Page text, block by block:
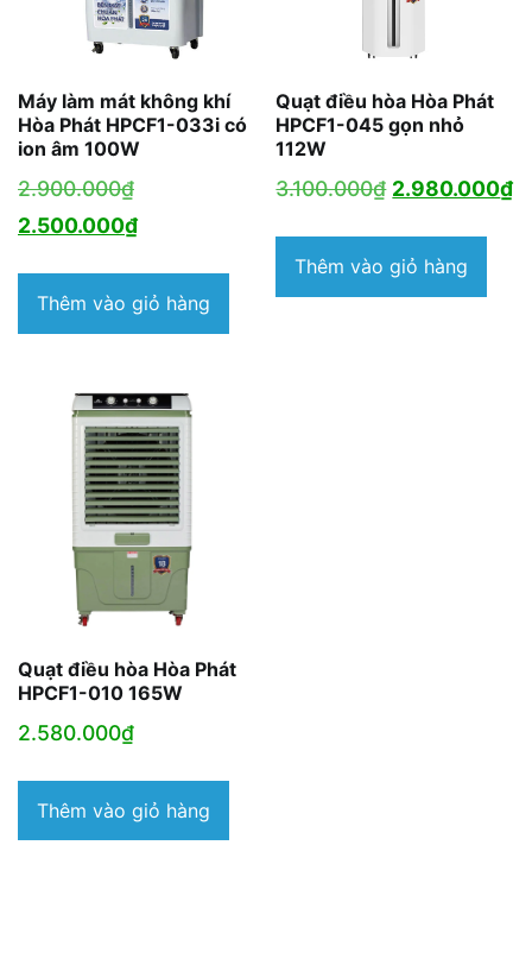
Máy làm mát không khí
Hòa Phát HPCF1-033i có
ion âm 100W
2.900.000₫Giá
gốc
2.900.000₫.
2.500.000₫Giá
tại
là:
Thêm vào giỏ hàng
Quạt điều hòa Hòa Phát
HPCF1-045 gọn nhỏ
112W
3.100.000₫ Giá
là:
3.100.000₫.
2.980.000₫
Thêm vào giỏ hàng
Quạt điều hòa Hòa Phát
HPCF1-010 165W
2.580.000₫
Thêm vào giỏ hàng